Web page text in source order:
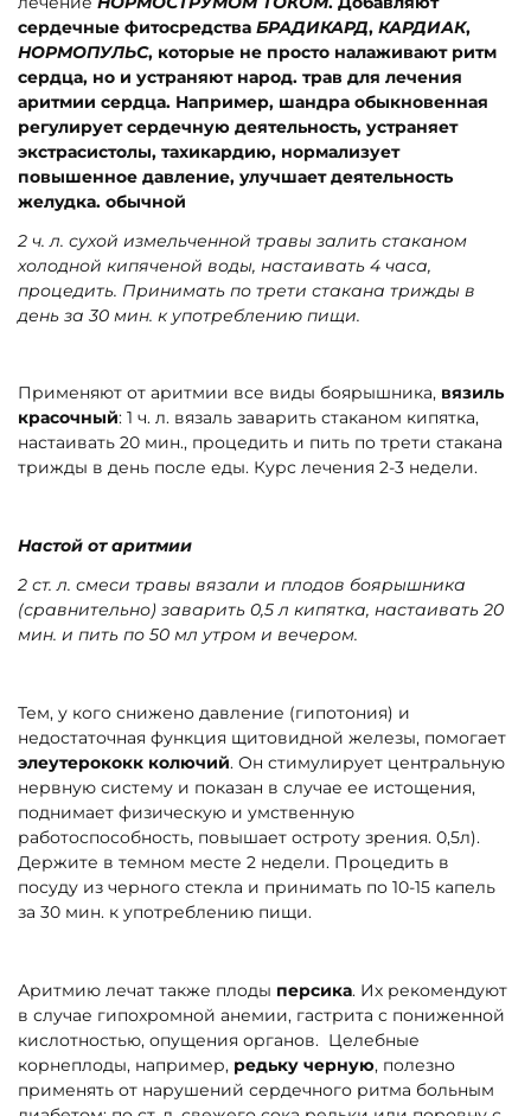
сердечные фитосредства БРАДИКАРД, КАРДИАК,
НОРМОПУЛЬС, которые не просто налаживают ритм
сердца, но и устраняют народ. трав для лечения
аритмии сердца. Например, шандра обыкновенная
регулирует сердечную деятельность, устраняет
экстрасистолы, тахикардию, нормализует
повышенное давление, улучшает деятельность
желудка. обычной
2 ч. л. сухой измельченной травы залить стаканом
холодной кипяченой воды, настаивать 4 часа,
процедить. Принимать по трети стакана трижды в
день за 30 мин. к употреблению пищи.
Применяют от аритмии все виды боярышника, вязиль
красочный: 1 ч. л. вязаль заварить стаканом кипятка,
настаивать 20 мин., процедить и пить по трети стакана
трижды в день после еды. Курс лечения 2-3 недели.
Настой от аритмии
2 ст. л. смеси травы вязали и плодов боярышника
(сравнительно) заварить 0,5 л кипятка, настаивать 20
мин. и пить по 50 мл утром и вечером.
Тем, у кого снижено давление (гипотония) и
недостаточная функция щитовидной железы, помогает
элеутерококк колючий. Он стимулирует центральную
нервную систему и показан в случае ее истощения,
поднимает физическую и умственную
работоспособность, повышает остроту зрения. 0,5л).
Держите в темном месте 2 недели. Процедить в
посуду из черного стекла и принимать по 10-15 капель
за 30 мин. к употреблению пищи.
Аритмию лечат также плоды персика. Их рекомендуют
в случае гипохромной анемии, гастрита с пониженной
кислотностью, опущения органов. Целебные
корнеплоды, например, редьку черную, полезно
применять от нарушений сердечного ритма больным